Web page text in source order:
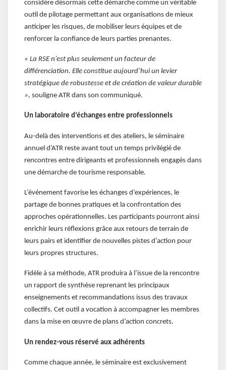
considère désormais cette démarche comme un véritable
outil de pilotage permettant aux organisations de mieux
anticiper les risques, de mobiliser leurs équipes et de
renforcer la confiance de leurs parties prenantes.
« La RSE n’est plus seulement un facteur de
différenciation. Elle constitue aujourd’hui un levier
stratégique de robustesse et de création de valeur durable
», souligne ATR dans son communiqué.
Un laboratoire d’échanges entre professionnels
Au-delà des interventions et des ateliers, le séminaire
annuel d’ATR reste avant tout un temps privilégié de
rencontres entre dirigeants et professionnels engagés dans
une démarche de tourisme responsable.
L’événement favorise les échanges d’expériences, le
partage de bonnes pratiques et la confrontation des
approches opérationnelles. Les participants pourront ainsi
enrichir leurs réflexions grâce aux retours de terrain de
leurs pairs et identifier de nouvelles pistes d’action pour
leurs propres structures.
Fidèle à sa méthode, ATR produira à l’issue de la rencontre
un rapport de synthèse reprenant les principaux
enseignements et recommandations issus des travaux
collectifs. Cet outil a vocation à accompagner les membres
dans la mise en œuvre de plans d’action concrets.
Un rendez-vous réservé aux adhérents
Comme chaque année, le séminaire est exclusivement